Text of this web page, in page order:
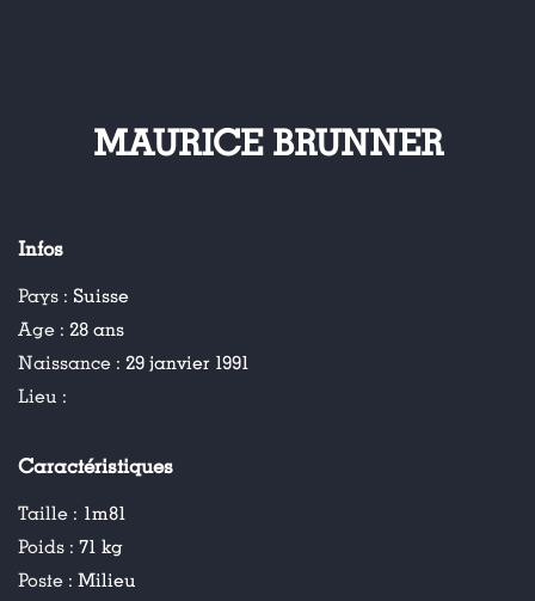
MAURICE BRUNNER
Infos
Pays : Suisse
Age : 28 ans
Naissance : 29 janvier 1991
Lieu :
Caractéristiques
Taille : 1m81
Poids : 71 kg
Poste : Milieu